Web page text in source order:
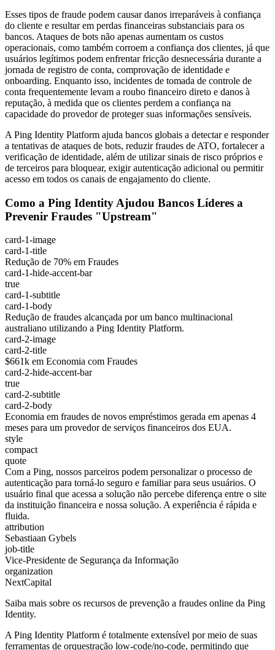
Esses tipos de fraude podem causar danos irreparáveis à confiança
do cliente e resultar em perdas financeiras substanciais para os
bancos. Ataques de bots não apenas aumentam os custos
operacionais, como também corroem a confiança dos clientes, já que
usuários legítimos podem enfrentar fricção desnecessária durante a
jornada de registro de conta, comprovação de identidade e
onboarding. Enquanto isso, incidentes de tomada de controle de
conta frequentemente levam a roubo financeiro direto e danos à
reputação, à medida que os clientes perdem a confiança na
capacidade do provedor de proteger suas informações sensíveis.
A Ping Identity Platform ajuda bancos globais a detectar e responder
a tentativas de ataques de bots, reduzir fraudes de ATO, fortalecer a
verificação de identidade, além de utilizar sinais de risco próprios e
de terceiros para bloquear, exigir autenticação adicional ou permitir
acesso em todos os canais de engajamento do cliente.
Como a Ping Identity Ajudou Bancos Líderes a
Prevenir Fraudes "Upstream"
card-1-image
card-1-title
Redução de 70% em Fraudes
card-1-hide-accent-bar
true
card-1-subtitle
card-1-body
Redução de fraudes alcançada por um banco multinacional
australiano utilizando a Ping Identity Platform.
card-2-image
card-2-title
$661k em Economia com Fraudes
card-2-hide-accent-bar
true
card-2-subtitle
card-2-body
Economia em fraudes de novos empréstimos gerada em apenas 4
meses para um provedor de serviços financeiros dos EUA.
style
compact
quote
Com a Ping, nossos parceiros podem personalizar o processo de
autenticação para torná-lo seguro e familiar para seus usuários. O
usuário final que acessa a solução não percebe diferença entre o site
da instituição financeira e nossa solução. A experiência é rápida e
fluida.
attribution
Sebastiaan Gybels
job-title
Vice-Presidente de Segurança da Informação
organization
NextCapital
Saiba mais sobre os recursos de prevenção a fraudes online da Ping
Identity.
A Ping Identity Platform é totalmente extensível por meio de suas
ferramentas de orquestração low-code/no-code, permitindo que